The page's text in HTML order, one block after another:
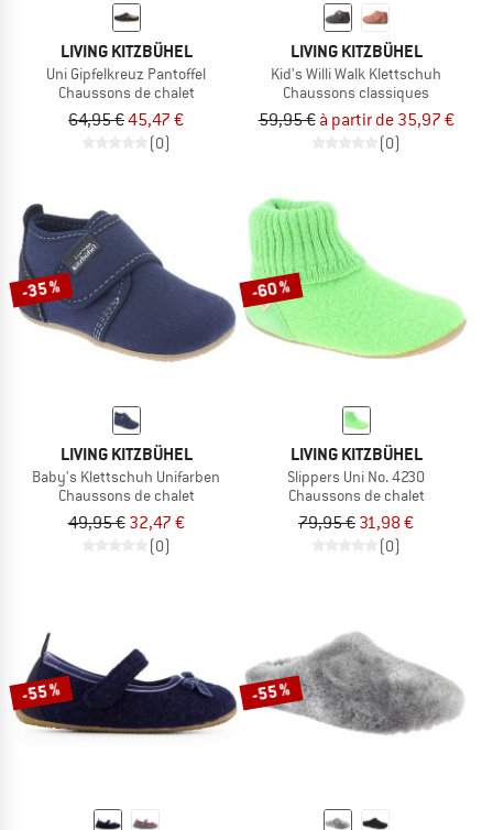
LIVING KITZBÜHEL
Uni Gipfelkreuz Pantoffel
Chaussons de chalet
64,95 €45,47 €
(0)
LIVING KITZBÜHEL
Kid's Willi Walk Klettschuh
Chaussons classiques
59,95 € à partir de 35,97 €
(0)
-35 %
LIVING KITZBÜHEL
Baby's Klettschuh Unifarben
Chaussons de chalet
49,95 € 32,47 €
(0)
-60 %
LIVING KITZBÜHEL
Slippers Uni No. 4230
Chaussons de chalet
79,95 € 31,98 €
(0)
-55 % -55 %